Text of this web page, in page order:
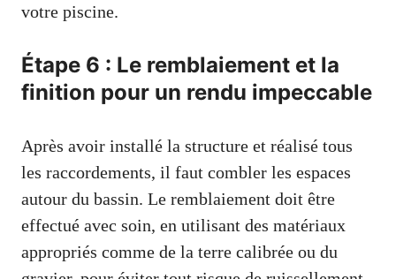
votre piscine.
Étape 6 : Le remblaiement et la
finition pour un rendu impeccable
Après avoir installé la structure et réalisé tous
les raccordements, il faut combler les espaces
autour du bassin. Le remblaiement doit être
effectué avec soin, en utilisant des matériaux
appropriés comme de la terre calibrée ou du